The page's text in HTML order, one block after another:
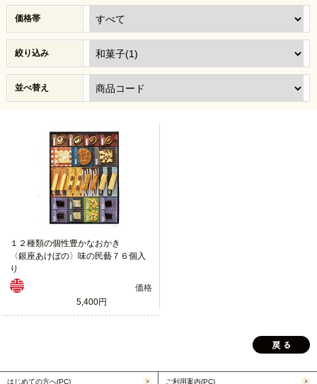
価格帯
絞り込み
並べ替え
１２種類の個性豊かなおかき
〈銀座あけぼの〉味の民藝７６個入
り
価格
5,400円
はじめての方へ(PC) ご利用案内(PC)